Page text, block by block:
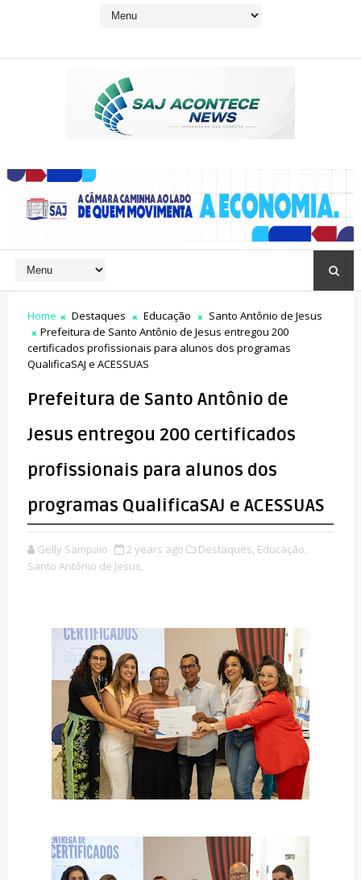
Home Destaques Educação
Santo Antônio de Jesus
Prefeitura de Santo Antônio de Jesus entregou 200
certificados profissionais para alunos dos programas
QualificaSAJ e ACESSUAS
Prefeitura de Santo Antônio de
Jesus entregou 200 certificados
profissionais para alunos dos
programas QualificaSAJ e ACESSUAS
Gelly Sampaio 2 years ago Destaques, Educação,
Santo Antônio de Jesus,